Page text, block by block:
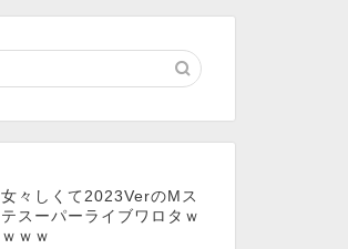
女々しくて2023VerのMス
テスーパーライブワロタｗ
ｗｗｗ